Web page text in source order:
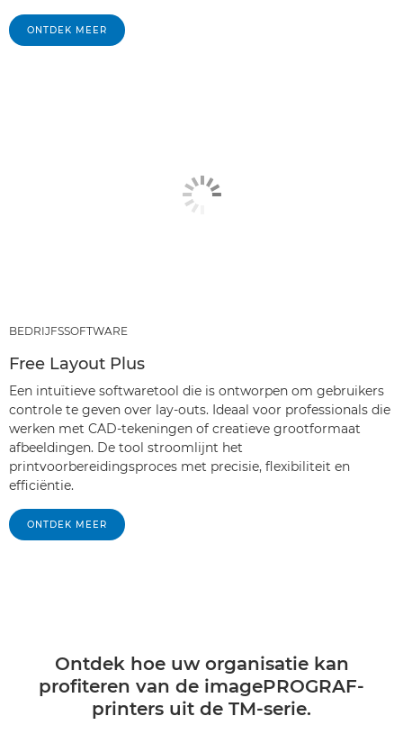
ONTDEK MEER
BEDRIJFSSOFTWARE
Free Layout Plus
Een intuïtieve softwaretool die is ontworpen om gebruikers
controle te geven over lay-outs. Ideaal voor professionals die
werken met CAD-tekeningen of creatieve grootformaat
afbeeldingen. De tool stroomlijnt het
printvoorbereidingsproces met precisie, flexibiliteit en
efficiëntie.
ONTDEK MEER
Ontdek hoe uw organisatie kan
profiteren van de imagePROGRAF-
printers uit de TM-serie.